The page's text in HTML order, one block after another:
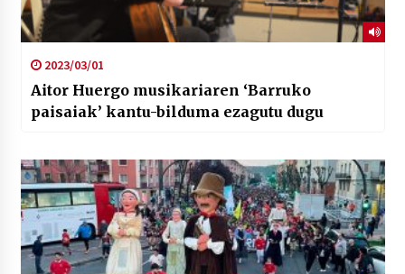
2023/03/01
Aitor Huergo musikariaren ‘Barruko
paisaiak’ kantu-bilduma ezagutu dugu